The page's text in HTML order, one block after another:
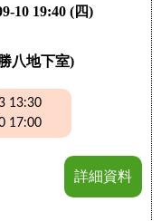
10 19:40 (四)
八地下室)
13:30
17:00
詳細資料